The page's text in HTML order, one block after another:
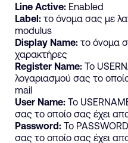
Line Active: Enabled
Label: το όνομα σας με
modulus
Display Name: το όνομα
χαρακτήρες
Register Name: To
λογαριασμού σας το
mail
User Name: To
σας το οποίο σας έχει
Password: Το PASSWORD
σας το οποίο σας έχει